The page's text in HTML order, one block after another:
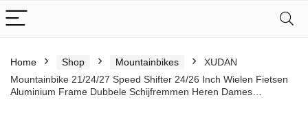
Home Shop Mountainbikes
XUDAN
Mountainbike 21/24/27 Speed Shifter 24/26 Inch Wielen Fietsen
Aluminium Frame Dubbele Schijfremmen Heren Dames…